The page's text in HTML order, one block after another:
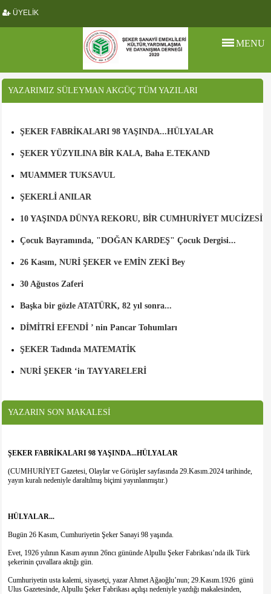
ÜYELİK
MENU
YAZARIMIZ SÜLEYMAN AKGÜÇ TÜM YAZILARI
ŞEKER FABRİKALARI 98 YAŞINDA...HÜLYALAR
ŞEKER YÜZYILINA BİR KALA, Baha E.TEKAND
MUAMMER TUKSAVUL
ŞEKERLİ ANILAR
10 YAŞINDA DÜNYA REKORU, BİR CUMHURİYET MUCİZESİ
Çocuk Bayramında, "DOĞAN KARDEŞ" Çocuk Dergisi...
26 Kasım, NURİ ŞEKER ve EMİN ZEKİ Bey
30 Ağustos Zaferi
Başka bir gözle ATATÜRK, 82 yıl sonra...
DİMİTRİ EFENDİ ’ nin Pancar Tohumları
ŞEKER Tadında MATEMATİK
NURİ ŞEKER ‘in TAYYARELERİ
YAZARIN SON MAKALESİ
ŞEKER FABRİKALARI 98 YAŞINDA...HÜLYALAR
(CUMHURİYET Gazetesi, Olaylar ve Görüşler sayfasında 29.Kasım.2024 tarihinde,
yayın kuralı nedeniyle daraltılmış biçimi yayınlanmıştır.)
HÜLYALAR...
Bugün 26 Kasım, Cumhuriyetin Şeker Sanayi 98 yaşında.
Evet, 1926 yılının Kasım ayının 26ncı gününde Alpullu Şeker Fabrikası’nda ilk Türk
şekerinin çuvallara aktığı gün.
Cumhuriyetin usta kalemi, siyasetçi, yazar Ahmet Ağaoğlu’nun; 29.Kasım.1926 günü
Ulus Gazetesinde, Alpullu Şeker Fabrikası açılışı nedeniyle yazdığı makalesinden,